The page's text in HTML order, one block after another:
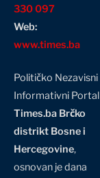
330 097
Web:
www.times.ba
Političko Nezavisni
Informativni Portal
Times.ba Brčko
distrikt Bosne i
Hercegovine,
osnovan je dana